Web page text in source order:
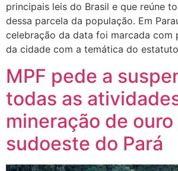
principais leis do Brasil e que reúne
dessa parcela da população. Em
celebração da data foi marcada com
da cidade com a temática do estatuto
MPF pede a
todas as
mineração de ouro
sudoeste do Pará